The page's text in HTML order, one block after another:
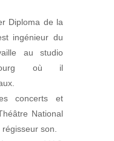
Diploma de la
ingénieur du
au studio
où il
concerts et
National
son.